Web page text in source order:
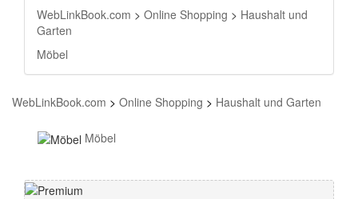
WebLinkBook.com > Online Shopping > Haushalt und
Garten
Möbel
WebLinkBook.com > Online Shopping > Haushalt und Garten
Möbel